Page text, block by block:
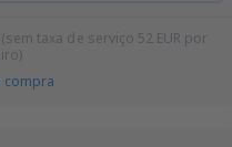
taxa de serviço 52 EUR por
compra